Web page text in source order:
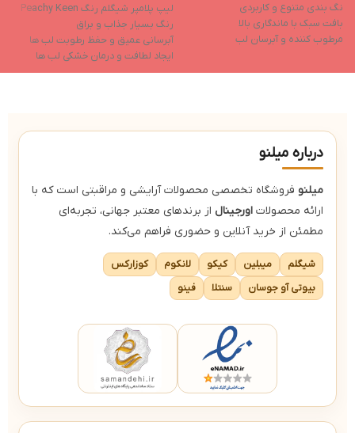
نگ بندی متنوع و کاربردی
بافت سبک با ماندگاری بالا
مرطوب کننده و آبرسان لب
دارای رنگدانه های غنی
لیپ پلامپر شیگلم رنگ Peachy Keen
رنگ بسیار جذاب و براق
آبرسانی عمیق و حفظ رطوبت لب ها
ایجاد لطافت و درمان خشکی لب ها
حاوی روغن نارگیل و روغن هسته
درباره میلنو
میلنو فروشگاه تخصصی محصولات آرایشی و مراقبتی است که با
ارائه محصولات اورجینال از برندهای معتبر جهانی، تجربه‌ای
مطمئن از خرید آنلاین و حضوری فراهم می‌کند.
شیگلم میبلین کیکو لانکوم
کوزارکس
بیوتی آو جوسان
سنتلا فینو